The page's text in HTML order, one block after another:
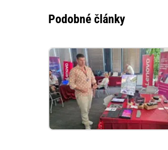
Podobné články